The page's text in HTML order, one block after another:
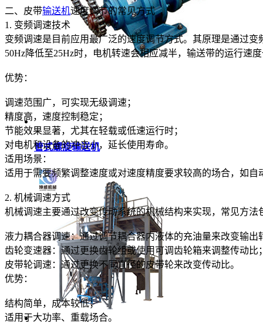
管式螺旋输送机
二、皮带输送机速度调节的常见方式
1. 变频调速技术
变频调速是目前应用最广泛的速度调节方式。其原理是通过
50Hz降低至25Hz时，电机转速会相应减半，输送带的运行速
优势：
调速范围广，可实现无级调速；
精度高，速度控制稳定；
节能效果显著，尤其在轻载或低速运行时；
对电机和设备的冲击小，延长使用寿命。
适用场景：
适用于需要频繁调整速度或对速度精度要求较高的场合，如自
2. 机械调速方式
机械调速主要通过改变传动系统的机械结构来实现，常见方法
液力耦合器调速：通过调节耦合器内液体的充油量来改变输出
齿轮变速器：通过更换齿轮组或使用可调齿轮箱来调整传动比
皮带轮调速：通过更换不同直径的皮带轮来改变传动比。
优势：
结构简单，成本较低；
适用于大功率、重载场合。